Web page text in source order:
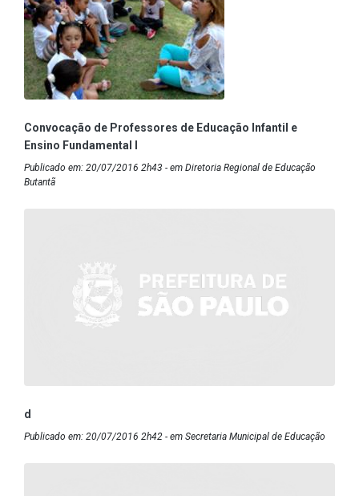
Convocação de Professores de Educação Infantil e
Ensino Fundamental I
Publicado em: 20/07/2016 2h43 - em Diretoria Regional de Educação
Butantã
d
Publicado em: 20/07/2016 2h42 - em Secretaria Municipal de Educação